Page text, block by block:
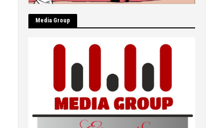
Μedia Group